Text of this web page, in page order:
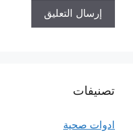
تصنيفات
ادوات صحية